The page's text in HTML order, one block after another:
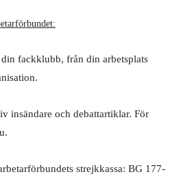
fackklubb, från din arbetsplats
insändare och debattartiklar. För
strejkkassa: BG 177-